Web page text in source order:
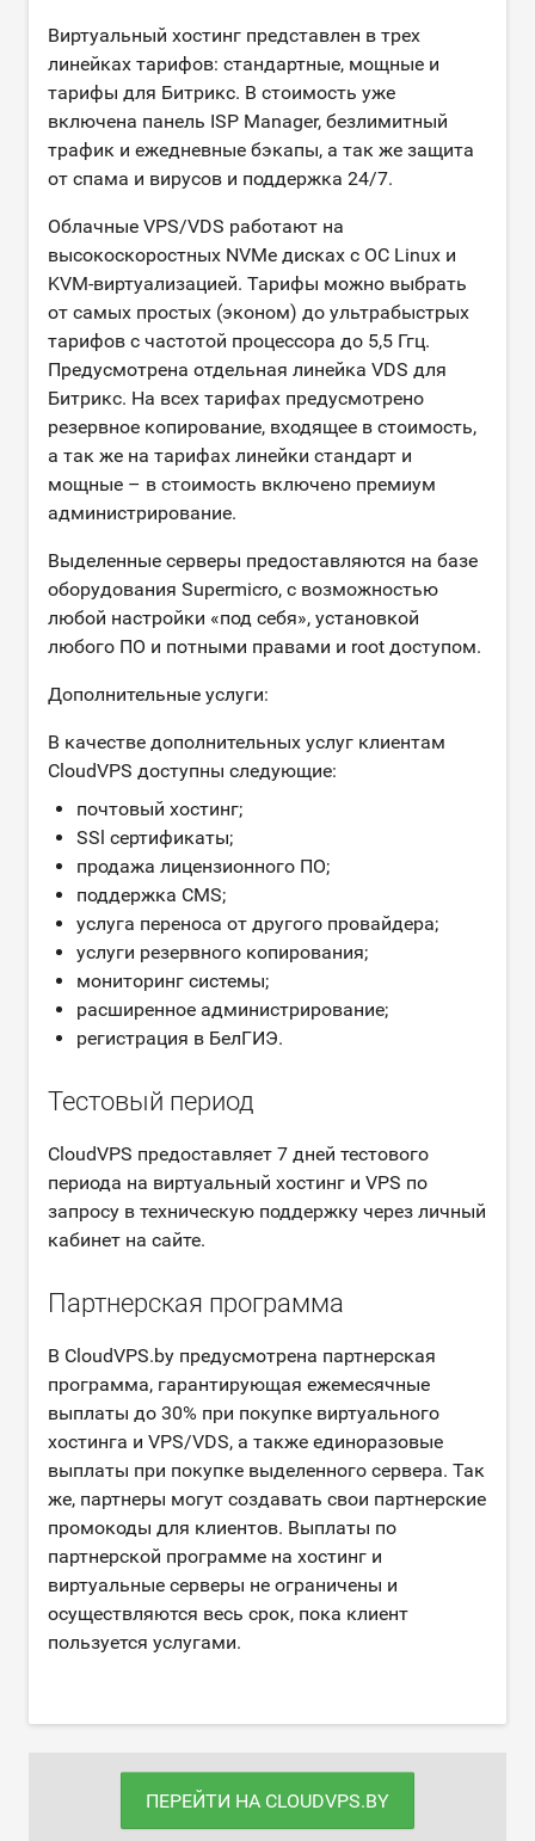
Виртуальный хостинг представлен в трех
линейках тарифов: стандартные, мощные и
тарифы для Битрикс. В стоимость уже
включена панель ISP Manager, безлимитный
трафик и ежедневные бэкапы, а так же защита
от спама и вирусов и поддержка 24/7.
Облачные VPS/VDS работают на
высокоскоростных NVMe дисках с ОС Linux и
KVM-виртуализацией. Тарифы можно выбрать
от самых простых (эконом) до ультрабыстрых
тарифов с частотой процессора до 5,5 Ггц.
Предусмотрена отдельная линейка VDS для
Битрикс. На всех тарифах предусмотрено
резервное копирование, входящее в стоимость,
а так же на тарифах линейки стандарт и
мощные – в стоимость включено премиум
администрирование.
Выделенные серверы предоставляются на базе
оборудования Supermicro, с возможностью
любой настройки «под себя», установкой
любого ПО и потными правами и root доступом.
Дополнительные услуги:
В качестве дополнительных услуг клиентам
CloudVPS доступны следующие:
почтовый хостинг;
SSl сертификаты;
продажа лицензионного ПО;
поддержка CMS;
услуга переноса от другого провайдера;
услуги резервного копирования;
мониторинг системы;
расширенное администрирование;
регистрация в БелГИЭ.
Тестовый период
CloudVPS предоставляет 7 дней тестового
периода на виртуальный хостинг и VPS по
запросу в техническую поддержку через личный
кабинет на сайте.
Партнерская программа
В CloudVPS.by предусмотрена партнерская
программа, гарантирующая ежемесячные
выплаты до 30% при покупке виртуального
хостинга и VPS/VDS, а также единоразовые
выплаты при покупке выделенного сервера. Так
же, партнеры могут создавать свои партнерские
промокоды для клиентов. Выплаты по
партнерской программе на хостинг и
виртуальные серверы не ограничены и
осуществляются весь срок, пока клиент
пользуется услугами.
ПЕРЕЙТИ НА CLOUDVPS.BY